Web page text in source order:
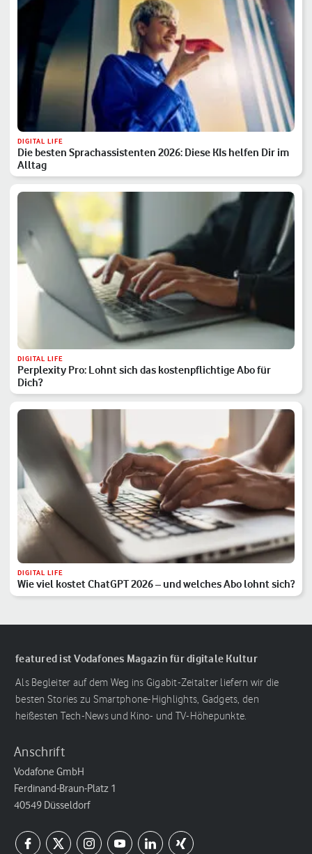
DIGITAL LIFE
Die besten Sprachassistenten 2026: Diese KIs helfen Dir im
Alltag
DIGITAL LIFE
Perplexity Pro: Lohnt sich das kostenpflichtige Abo für
Dich?
DIGITAL LIFE
Wie viel kostet ChatGPT 2026 – und welches Abo lohnt sich?
featured ist Vodafones Magazin für digitale Kultur
Als Begleiter auf dem Weg ins Gigabit-Zeitalter liefern wir die
besten Stories zu Smartphone-Highlights, Gadgets, den
heißesten Tech-News und Kino- und TV-Höhepunkte.
Anschrift
Vodafone GmbH
Ferdinand-Braun-Platz 1
40549 Düsseldorf